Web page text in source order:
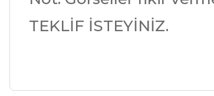
TEKLİF İSTEYİNİZ.